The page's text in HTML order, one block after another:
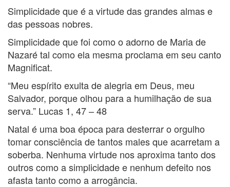
Simplicidade que é a virtude das grandes almas e
das pessoas nobres.
Simplicidade que foi como o adorno de Maria de
Nazaré tal como ela mesma proclama em seu canto
Magnificat.
“Meu espírito exulta de alegria em Deus, meu
Salvador, porque olhou para a humilhação de sua
serva.” Lucas 1, 47 – 48
Natal é uma boa época para desterrar o orgulho
tomar consciência de tantos males que acarretam a
soberba. Nenhuma virtude nos aproxima tanto dos
outros como a simplicidade e nenhum defeito nos
afasta tanto como a arrogância.